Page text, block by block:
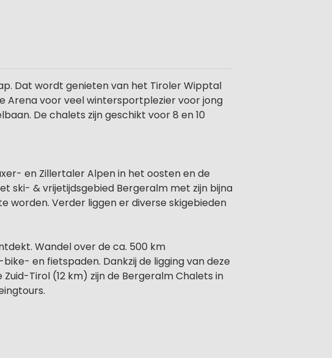
Dat wordt genieten van het Tiroler Wipptal
Arena voor veel wintersportplezier voor jong
De chalets zijn geschikt voor 8 en 10
en Zillertaler Alpen in het oosten en de
ski- & vrijetijdsgebied Bergeralm met zijn bijna
worden. Verder liggen er diverse skigebieden
Wandel over de ca. 500 km
en fietspaden. Dankzij de ligging van deze
Tirol (12 km) zijn de Bergeralm Chalets in